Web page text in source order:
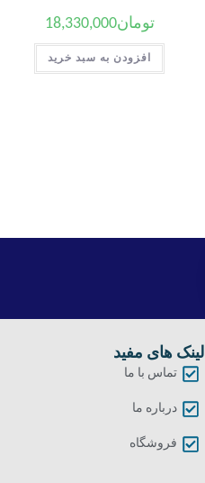
تومان18,330,000
افزودن به سبد خرید
لینک های مفید
تماس با ما
درباره ما
فروشگاه